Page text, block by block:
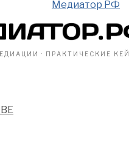
· ПРАКТИЧЕСКИЕ